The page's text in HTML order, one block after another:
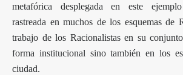
metafórica desplegada en este
rastreada en muchos de los esquemas de
trabajo de los Racionalistas en su
forma institucional sino también en los
ciudad.